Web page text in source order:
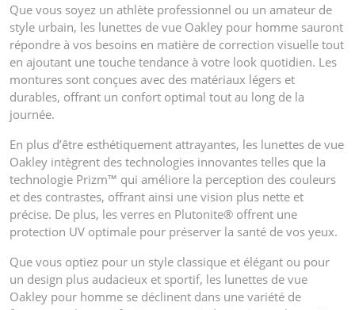
Que vous soyez un athlète professionnel ou un amateur de
style urbain, les lunettes de vue Oakley pour homme sauront
répondre à vos besoins en matière de correction visuelle tout
en ajoutant une touche tendance à votre look quotidien. Les
montures sont conçues avec des matériaux légers et
durables, offrant un confort optimal tout au long de la
journée.
En plus d’être esthétiquement attrayantes, les lunettes de vue
Oakley intègrent des technologies innovantes telles que la
technologie Prizm™ qui améliore la perception des couleurs
et des contrastes, offrant ainsi une vision plus nette et
précise. De plus, les verres en Plutonite® offrent une
protection UV optimale pour préserver la santé de vos yeux.
Que vous optiez pour un style classique et élégant ou pour
un design plus audacieux et sportif, les lunettes de vue
Oakley pour homme se déclinent dans une variété de